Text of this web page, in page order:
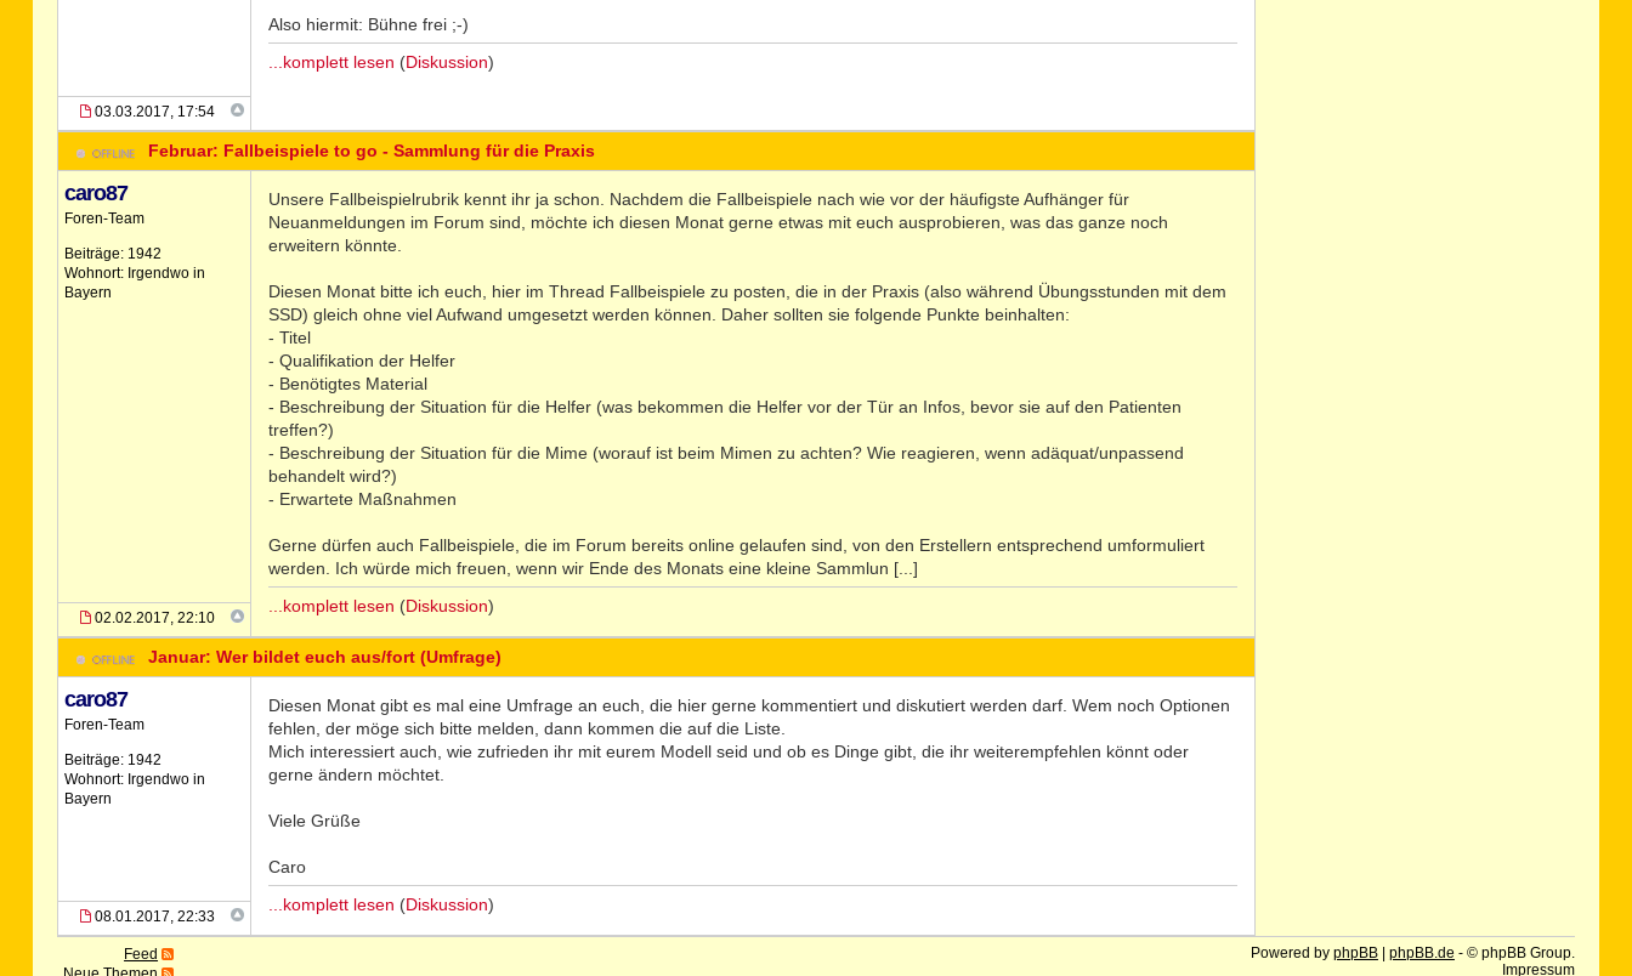
03.03.2017, 17:54
Also hiermit: Bühne frei ;-)
...komplett lesen (Diskussion)
Februar: Fallbeispiele to go - Sammlung für die Praxis
caro87
Foren-Team
Beiträge: 1942
Wohnort: Irgendwo in
Bayern
02.02.2017, 22:10
Unsere Fallbeispielrubrik kennt ihr ja schon. Nachdem die Fallbeispiele nach wie vor der häufigste Aufhänger für
Neuanmeldungen im Forum sind, möchte ich diesen Monat gerne etwas mit euch ausprobieren, was das ganze noch
erweitern könnte.
Diesen Monat bitte ich euch, hier im Thread Fallbeispiele zu posten, die in der Praxis (also während Übungsstunden mit dem
SSD) gleich ohne viel Aufwand umgesetzt werden können. Daher sollten sie folgende Punkte beinhalten:
- Titel
- Qualifikation der Helfer
- Benötigtes Material
- Beschreibung der Situation für die Helfer (was bekommen die Helfer vor der Tür an Infos, bevor sie auf den Patienten
treffen?)
- Beschreibung der Situation für die Mime (worauf ist beim Mimen zu achten? Wie reagieren, wenn adäquat/unpassend
behandelt wird?)
- Erwartete Maßnahmen
Gerne dürfen auch Fallbeispiele, die im Forum bereits online gelaufen sind, von den Erstellern entsprechend umformuliert
werden. Ich würde mich freuen, wenn wir Ende des Monats eine kleine Sammlun [...]
...komplett lesen (Diskussion)
Januar: Wer bildet euch aus/fort (Umfrage)
caro87
Foren-Team
Beiträge: 1942
Wohnort: Irgendwo in
Bayern
08.01.2017, 22:33
Diesen Monat gibt es mal eine Umfrage an euch, die hier gerne kommentiert und diskutiert werden darf. Wem noch Optionen
fehlen, der möge sich bitte melden, dann kommen die auf die Liste.
Mich interessiert auch, wie zufrieden ihr mit eurem Modell seid und ob es Dinge gibt, die ihr weiterempfehlen könnt oder
gerne ändern möchtet.
Viele Grüße
Caro
...komplett lesen (Diskussion)
Feed
Powered by phpBB| phpBB.de - © phpBB Group.
Impressum